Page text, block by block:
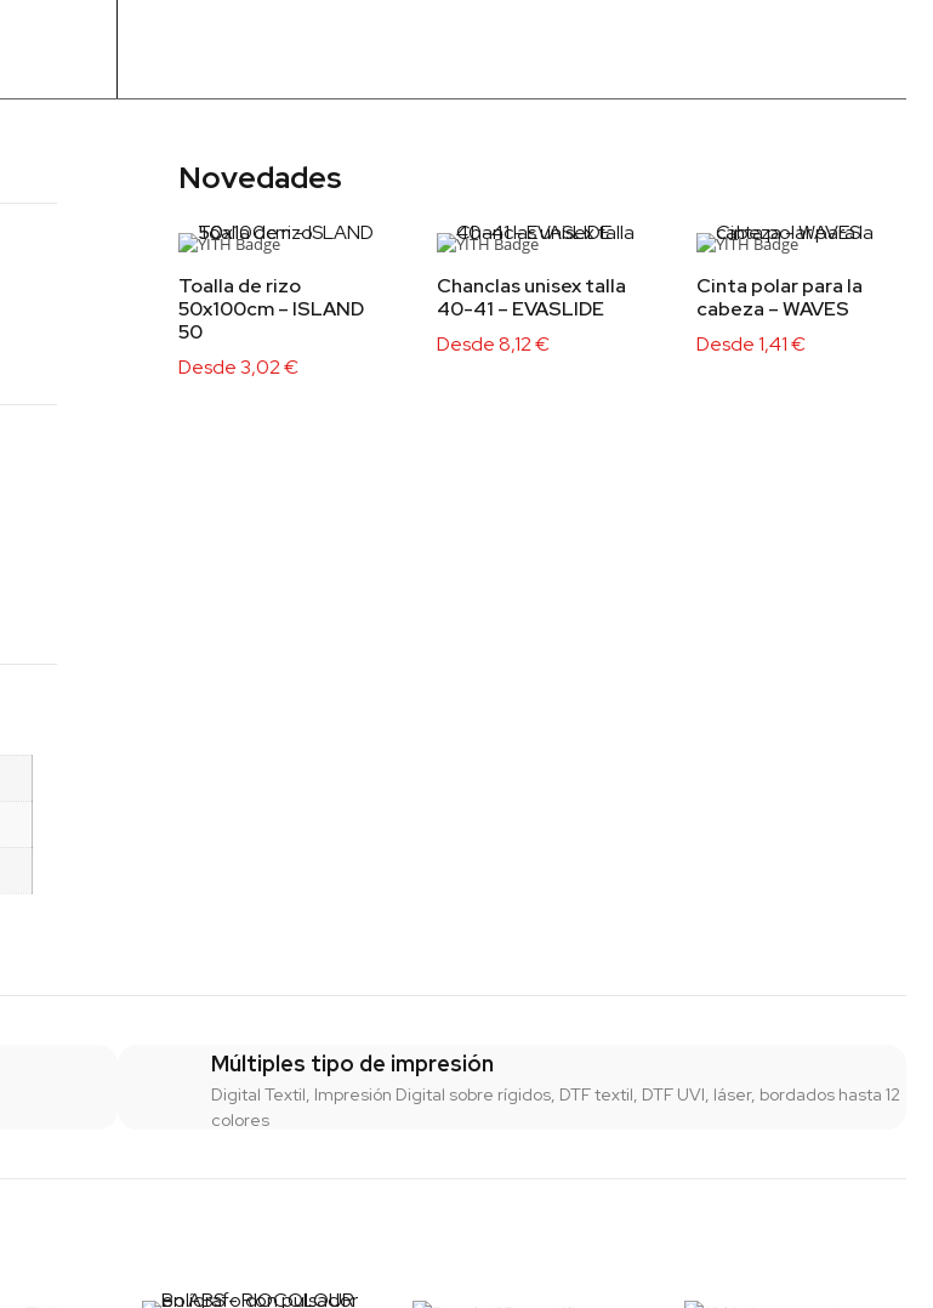
Novedades
Toalla de rizo
50x100cm – ISLAND
50
Desde3,02€
Chanclas unisex talla
40-41 – EVASLIDE
Desde8,12€
Cinta polar para la
cabeza – WAVES
Desde1,41€
Múltiples tipo de impresión
Digital Textil, Impresión Digital sobre rígidos, DTF textil, DTF UVI, láser, bordados hasta 12
colores